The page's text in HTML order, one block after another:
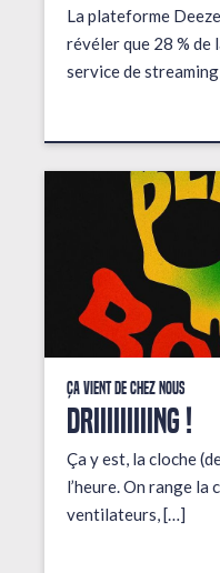
La plateforme
révéler que 28 % de
service de
Ça vient de chez nous
DRIIIIIIIIING !
Ça y est, la cloche
l’heure. On range la
ventilateurs, […]